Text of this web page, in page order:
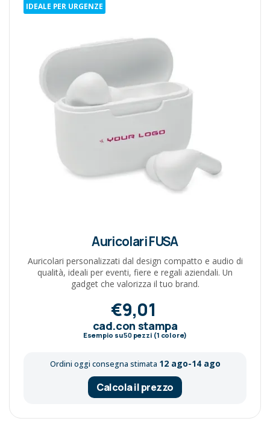
IDEALE PER URGENZE
Auricolari FUSA
Auricolari personalizzati dal design compatto e audio di
qualità, ideali per eventi, fiere e regali aziendali. Un
gadget che valorizza il tuo brand.
€9,01
cad.con stampa
Esempio su50pezzi (1 colore)
Ordini oggi consegna stimata 12 ago-14 ago
Calcola il prezzo